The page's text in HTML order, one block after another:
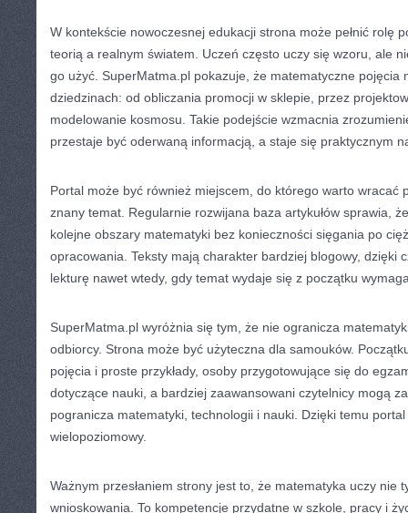
W kontekście nowoczesnej edukacji strona może pełnić rolę
teorią a realnym światem. Uczeń często uczy się wzoru, ale
go użyć. SuperMatma.pl pokazuje, że matematyczne pojęcia
dziedzinach: od obliczania promocji w sklepie, przez
modelowanie kosmosu. Takie podejście wzmacnia
przestaje być oderwaną informacją, a staje się praktycznym
Portal może być również miejscem, do którego warto wracać
znany temat. Regularnie rozwijana baza artykułów sprawia,
kolejne obszary matematyki bez konieczności sięgania po
opracowania. Teksty mają charakter bardziej blogowy, dzięki
lekturę nawet wtedy, gdy temat wydaje się z początku
SuperMatma.pl wyróżnia się tym, że nie ogranicza
odbiorcy. Strona może być użyteczna dla samouków.
pojęcia i proste przykłady, osoby przygotowujące się do
dotyczące nauki, a bardziej zaawansowani czytelnicy mogą
pogranicza matematyki, technologii i nauki. Dzięki temu
wielopoziomowy.
Ważnym przesłaniem strony jest to, że matematyka uczy nie
wnioskowania. To kompetencje przydatne w szkole, pracy i